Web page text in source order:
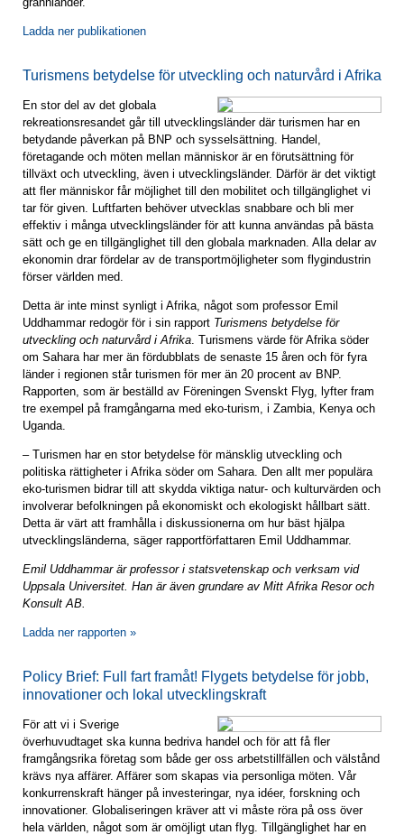
Ladda ner publikationen
Turismens betydelse för utveckling och naturvård i Afrika
En stor del av det globala
rekreationsresandet går till utvecklingsländer där turismen har en
betydande påverkan på BNP och sysselsättning. Handel,
företagande och möten mellan människor är en förutsättning för
tillväxt och utveckling, även i utvecklingsländer. Därför är det viktigt
att fler människor får möjlighet till den mobilitet och tillgänglighet vi
tar för given. Luftfarten behöver utvecklas snabbare och bli mer
effektiv i många utvecklingsländer för att kunna användas på bästa
sätt och ge en tillgänglighet till den globala marknaden. Alla delar av
ekonomin drar fördelar av de transportmöjligheter som flygindustrin
förser världen med.
Detta är inte minst synligt i Afrika, något som professor Emil
Uddhammar redogör för i sin rapport Turismens betydelse för
utveckling och naturvård i Afrika. Turismens värde för Afrika söder
om Sahara har mer än fördubblats de senaste 15 åren och för fyra
länder i regionen står turismen för mer än 20 procent av BNP.
Rapporten, som är beställd av Föreningen Svenskt Flyg, lyfter fram
tre exempel på framgångarna med eko-turism, i Zambia, Kenya och
Uganda.
– Turismen har en stor betydelse för mänsklig utveckling och
politiska rättigheter i Afrika söder om Sahara. Den allt mer populära
eko-turismen bidrar till att skydda viktiga natur- och kulturvärden och
involverar befolkningen på ekonomiskt och ekologiskt hållbart sätt.
Detta är värt att framhålla i diskussionerna om hur bäst hjälpa
utvecklingsländerna, säger rapportförfattaren Emil Uddhammar.
Emil Uddhammar är professor i statsvetenskap och verksam vid
Uppsala Universitet. Han är även grundare av Mitt Afrika Resor och
Konsult AB.
Ladda ner rapporten »
Policy Brief: Full fart framåt! Flygets betydelse för jobb,
innovationer och lokal utvecklingskraft
För att vi i Sverige
överhuvudtaget ska kunna bedriva handel och för att få fler
framgångsrika företag som både ger oss arbetstillfällen och välstånd
krävs nya affärer. Affärer som skapas via personliga möten. Vår
konkurrenskraft hänger på investeringar, nya idéer, forskning och
innovationer. Globaliseringen kräver att vi måste röra på oss över
hela världen, något som är omöjligt utan flyg. Tillgänglighet har en